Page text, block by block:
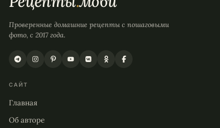
Проверенные домашние рецепты с пошаговыми
фото, с 2017 года.
САЙТ
Главная
Об авторе